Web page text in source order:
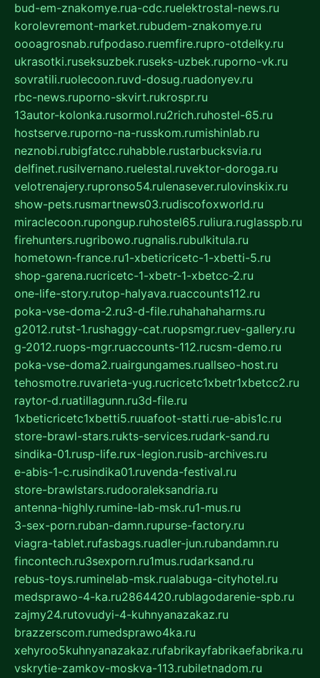
bud-em-znakomye.rua-cdc.ruelektrostal-news.ru
korolevremont-market.rubudem-znakomye.ru
oooagrosnab.rufpodaso.ruemfire.rupro-otdelky.ru
ukrasotki.ruseksuzbek.ruseks-uzbek.ruporno-vk.ru
sovratili.ruolecoon.ruvd-dosug.ruadonyev.ru
rbc-news.ruporno-skvirt.rukrospr.ru
13autor-kolonka.rusormol.ru2rich.ruhostel-65.ru
hostserve.ruporno-na-russkom.rumishinlab.ru
neznobi.rubigfatcc.ruhabble.rustarbucksvia.ru
delfinet.rusilvernano.ruelestal.ruvektor-doroga.ru
velotrenajery.rupronso54.rulenasever.rulovinskix.ru
show-pets.rusmartnews03.rudiscofoxworld.ru
miraclecoon.rupongup.ruhostel65.ruliura.ruglasspb.ru
firehunters.rugribowo.rugnalis.rubulkitula.ru
hometown-france.ru1-xbeticricetc-1-xbetti-5.ru
shop-garena.rucricetc-1-xbetr-1-xbetcc-2.ru
one-life-story.rutop-halyava.ruaccounts112.ru
poka-vse-doma-2.ru3-d-file.ruhahahaharms.ru
g2012.rutst-1.rushaggy-cat.ruopsmgr.ruev-gallery.ru
g-2012.ruops-mgr.ruaccounts-112.rucsm-demo.ru
poka-vse-doma2.ruairgungames.ruallseo-host.ru
tehosmotre.ruvarieta-yug.rucricetc1xbetr1xbetcc2.ru
raytor-d.ruatillagunn.ru3d-file.ru
1xbeticricetc1xbetti5.ruuafoot-statti.rue-abis1c.ru
store-brawl-stars.rukts-services.rudark-sand.ru
sindika-01.rusp-life.rux-legion.rusib-archives.ru
e-abis-1-c.rusindika01.ruvenda-festival.ru
store-brawlstars.rudooraleksandria.ru
antenna-highly.rumine-lab-msk.ru1-mus.ru
3-sex-porn.ruban-damn.rupurse-factory.ru
viagra-tablet.rufasbags.ruadler-jun.rubandamn.ru
fincontech.ru3sexporn.ru1mus.rudarksand.ru
rebus-toys.ruminelab-msk.rualabuga-cityhotel.ru
medsprawo-4-ka.ru2864420.rublagodarenie-spb.ru
zajmy24.rutovudyi-4-kuhnyanazakaz.ru
brazzerscom.rumedsprawo4ka.ru
xehyroo5kuhnyanazakaz.rufabrikayfabrikaefabrika.ru
vskrytie-zamkov-moskva-113.rubiletnadom.ru